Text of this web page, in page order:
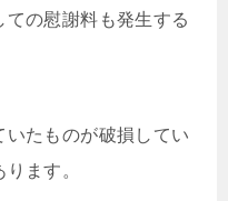
の慰謝料も発生する
たものが破損してい
ます。